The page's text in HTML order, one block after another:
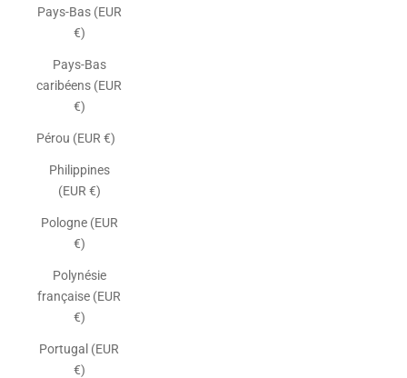
Pays-Bas (EUR
€)
Pays-Bas
caribéens (EUR
€)
Pérou (EUR €)
Philippines
(EUR €)
Pologne (EUR
€)
Polynésie
française (EUR
€)
Portugal (EUR
€)